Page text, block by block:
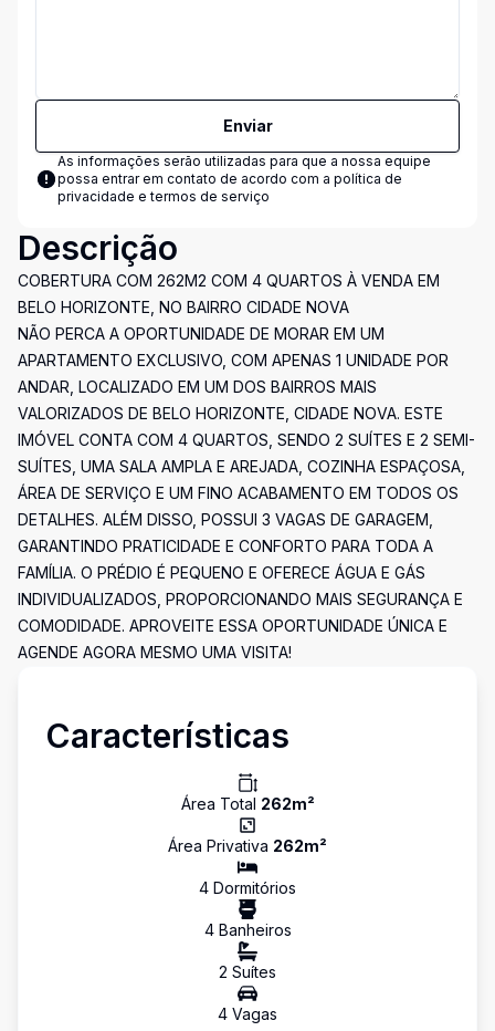
Enviar
As informações serão utilizadas para que a nossa equipe
possa entrar em contato de acordo com a política de
privacidade e termos de serviço
Descrição
COBERTURA COM 262M2 COM 4 QUARTOS À VENDA EM
BELO HORIZONTE, NO BAIRRO CIDADE NOVA
NÃO PERCA A OPORTUNIDADE DE MORAR EM UM
APARTAMENTO EXCLUSIVO, COM APENAS 1 UNIDADE POR
ANDAR, LOCALIZADO EM UM DOS BAIRROS MAIS
VALORIZADOS DE BELO HORIZONTE, CIDADE NOVA. ESTE
IMÓVEL CONTA COM 4 QUARTOS, SENDO 2 SUÍTES E 2 SEMI-
SUÍTES, UMA SALA AMPLA E AREJADA, COZINHA ESPAÇOSA,
ÁREA DE SERVIÇO E UM FINO ACABAMENTO EM TODOS OS
DETALHES. ALÉM DISSO, POSSUI 3 VAGAS DE GARAGEM,
GARANTINDO PRATICIDADE E CONFORTO PARA TODA A
FAMÍLIA. O PRÉDIO É PEQUENO E OFERECE ÁGUA E GÁS
INDIVIDUALIZADOS, PROPORCIONANDO MAIS SEGURANÇA E
COMODIDADE. APROVEITE ESSA OPORTUNIDADE ÚNICA E
AGENDE AGORA MESMO UMA VISITA!
Características
Área Total 262m²
Área Privativa 262m²
4 Dormitórios
4Banheiros
2 Suítes
4 Vagas